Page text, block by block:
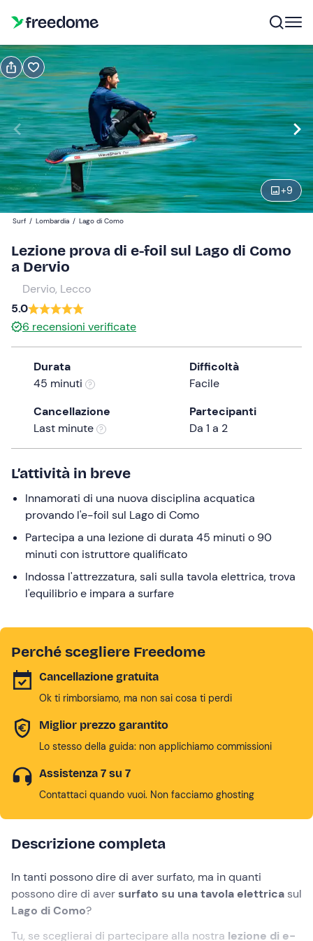
+9
Prenota Regala
45 minuti
Navigate
forward
to
interact
the
calendar
and
select
a
question
mark
the
shortcuts
changing
dates.
Modifica
09:30 Modifica
Partecipanti
75 €
Surf / Lombardia / Lago di Como
Lezione prova di e-foil sul Lago di Como
a Dervio
Dervio, Lecco
5.0
6 recensioni verificate
Durata
45 minuti
Difficoltà
Facile
Cancellazione
Last minute
Partecipanti
Da 1 a 2
L’attività in breve
Innamorati di una nuova disciplina acquatica
provando l'e-foil sul Lago di Como
Partecipa a una lezione di durata 45 minuti o 90
minuti con istruttore qualificato
Indossa l'attrezzatura, sali sulla tavola elettrica, trova
l'equilibrio e impara a surfare
Perché scegliere Freedome
Cancellazione gratuita
Ok ti rimborsiamo, ma non sai cosa ti perdi
Miglior prezzo garantito
Lo stesso della guida: non applichiamo commissioni
Assistenza 7 su 7
Contattaci quando vuoi. Non facciamo ghosting
Descrizione completa
In tanti possono dire di aver surfato, ma in quanti
possono dire di aversurfato su una tavola elettrica sul
Lago di Como?
Tu, se sceglierai di partecipare alla nostra lezione di e-